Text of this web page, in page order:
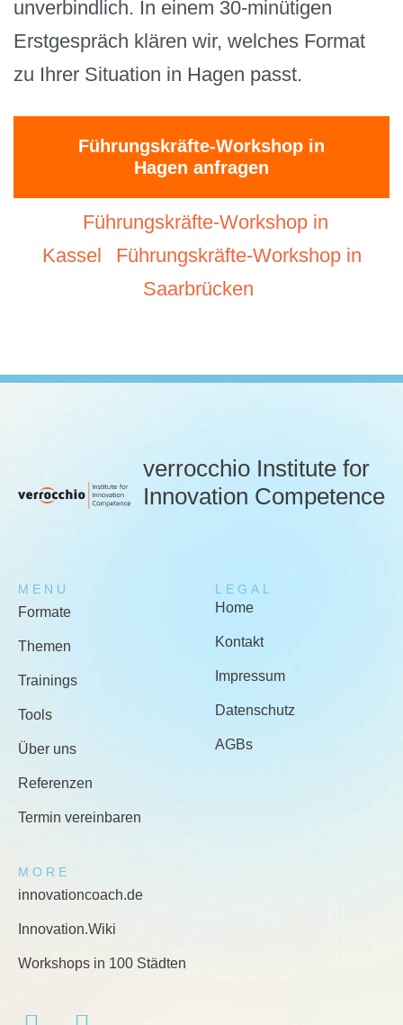
unverbindlich. In einem 30-minütigen
Erstgespräch klären wir, welches Format
zu Ihrer Situation in Hagen passt.
Führungskräfte-Workshop in
Hagen anfragen
Führungskräfte-Workshop in
Kassel
Führungskräfte-Workshop in
Saarbrücken
verrocchio Institute for
Innovation Competence
MENU
Formate
Themen
Trainings
Tools
Über uns
Referenzen
Termin vereinbaren
LEGAL
Home
Kontakt
Impressum
Datenschutz
AGBs
MORE
innovationcoach.de
Innovation.Wiki
Workshops in 100 Städten